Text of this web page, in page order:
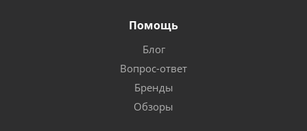
Помощь
Блог
Вопрос-ответ
Бренды
Обзоры